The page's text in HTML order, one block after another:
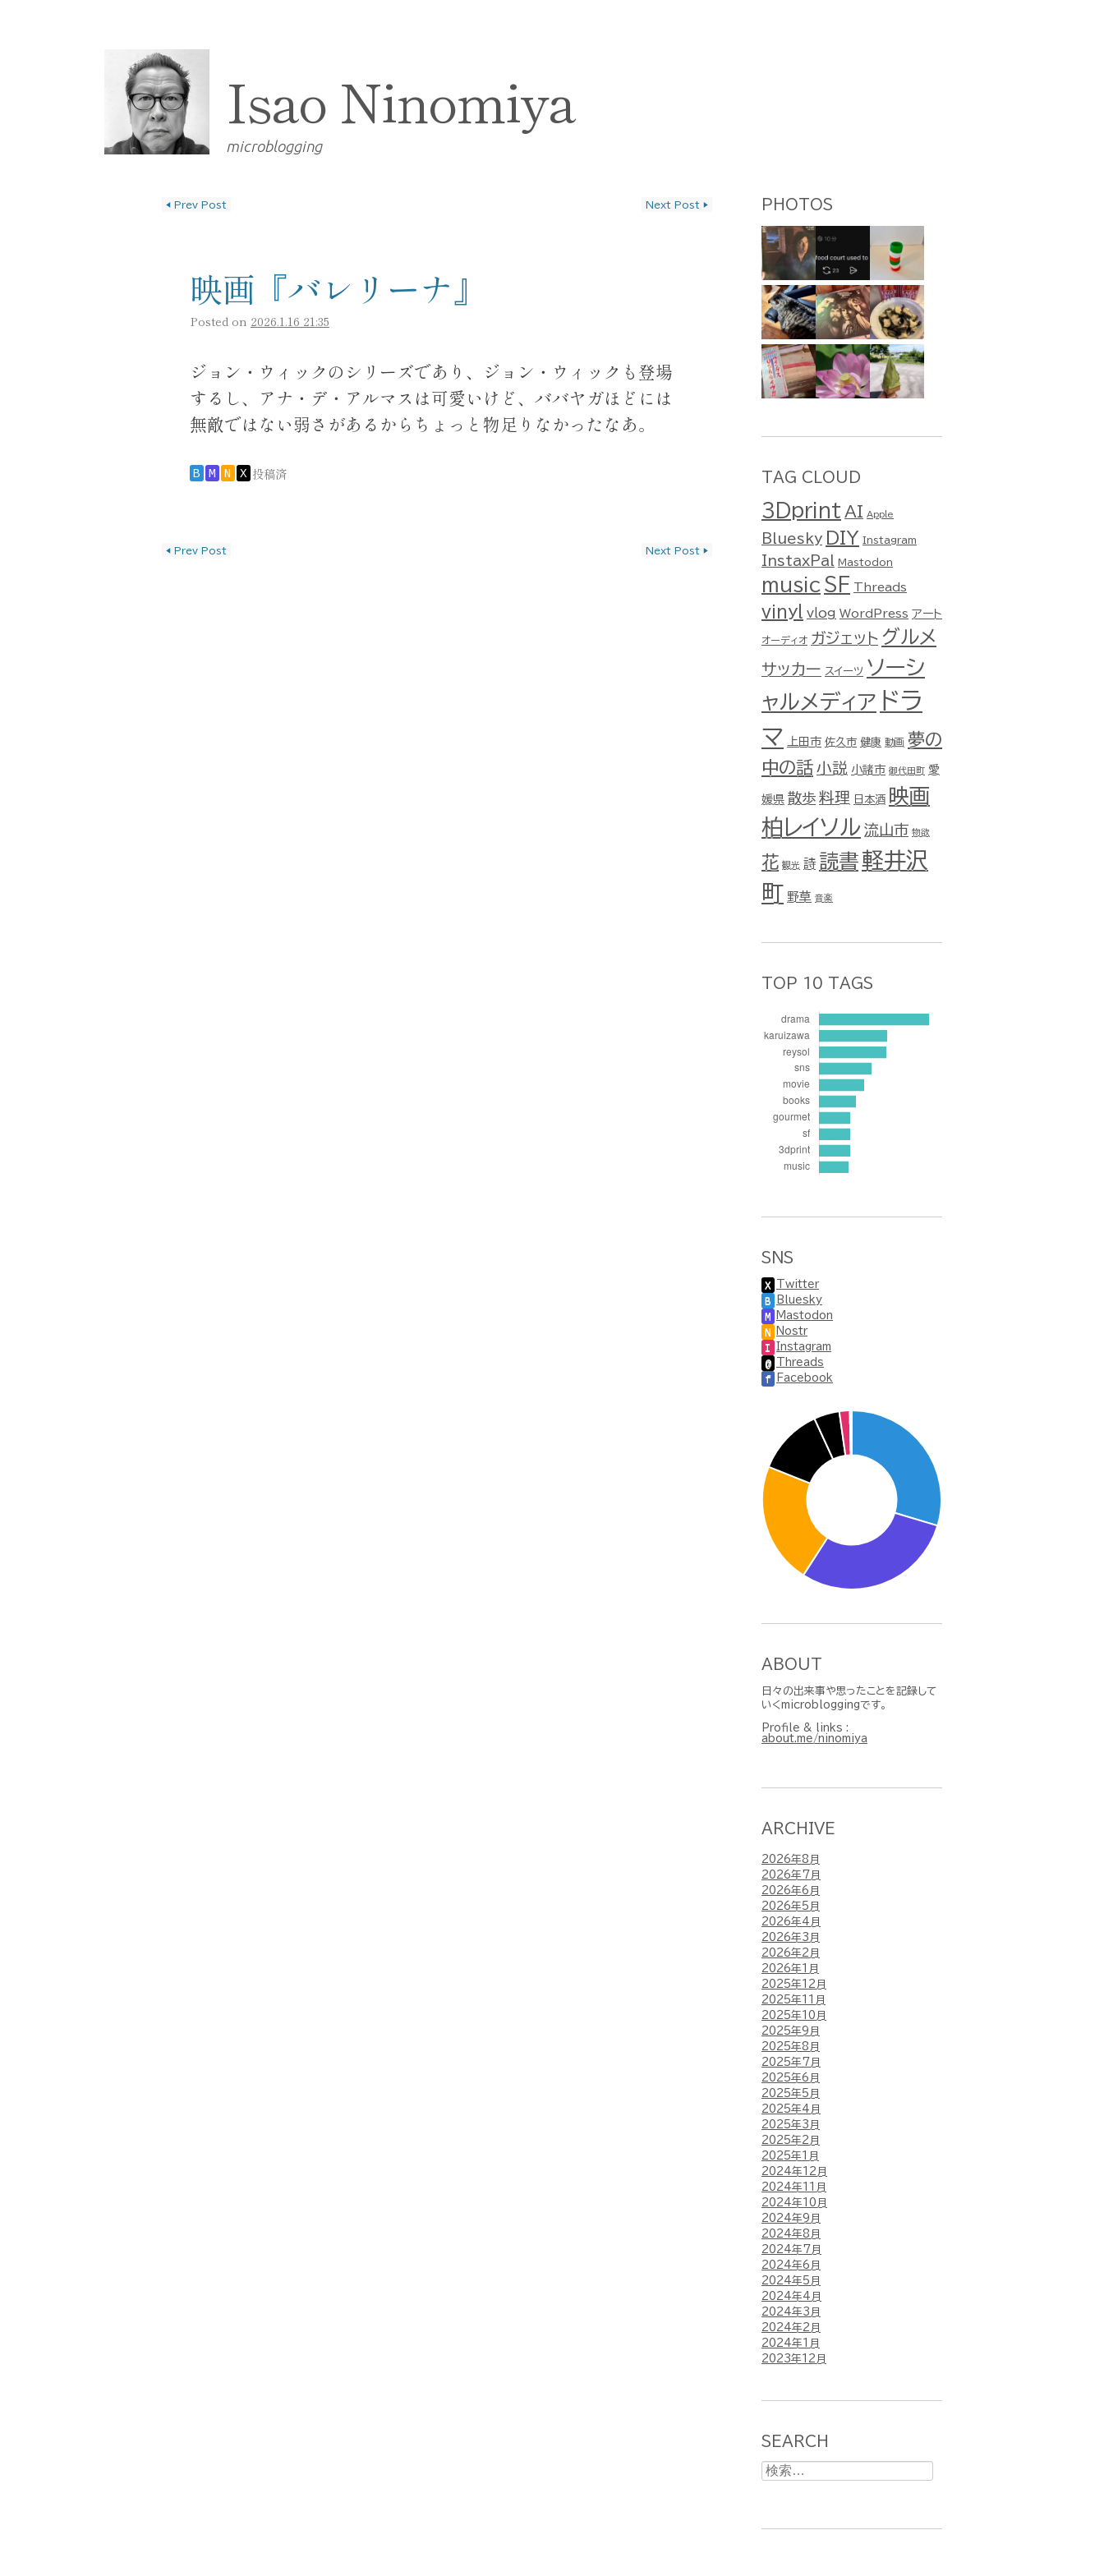
Isao Ninomiya
microblogging
◀ Prev Post Next Post ▶
映画『バレリーナ』
Posted on 2026.1.16 21:35
ジョン・ウィックのシリーズであり、ジョン・ウィックも登場
するし、アナ・デ・アルマスは可愛いけど、ババヤガほどには
無敵ではない弱さがあるからちょっと物足りなかったなあ。
B M N X 投稿済
投稿ナビゲーション
◀ Prev Post Next Post ▶
PHOTOS
TAG CLOUD
3Dprint AI Apple
Bluesky DIY Instagram
InstaxPal Mastodon
music SF Threads
vinyl vlog WordPress アート
オーディオ ガジェット グルメ
サッカー スイーツ ソーシ
ャルメディア ドラ
マ
上田市 佐久市 健康 動画 夢の
中の話 小説 小諸市 御代田町 愛
媛県 散歩 料理 日本酒 映画
柏レイソル 流山市 物欲
花 観光 詩 読書軽井沢
町 野草 音楽
TOP 10 TAGS
SNS
X Twitter
B Bluesky
M Mastodon
N Nostr
I Instagram
@ Threads
f Facebook
ABOUT
日々の出来事や思ったことを記録して
いくmicrobloggingです。
Profile & links :
about.me/ninomiya
ARCHIVE
2026年8月
2026年7月
2026年6月
2026年5月
2026年4月
2026年3月
2026年2月
2026年1月
2025年12月
2025年11月
2025年10月
2025年9月
2025年8月
2025年7月
2025年6月
2025年5月
2025年4月
2025年3月
2025年2月
2025年1月
2024年12月
2024年11月
2024年10月
2024年9月
2024年8月
2024年7月
2024年6月
2024年5月
2024年4月
2024年3月
2024年2月
2024年1月
2023年12月
SEARCH
検
索: